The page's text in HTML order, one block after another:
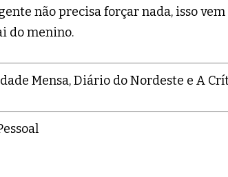
não precisa forçar nada, isso
do menino.
Mensa, Diário do Nordeste e A